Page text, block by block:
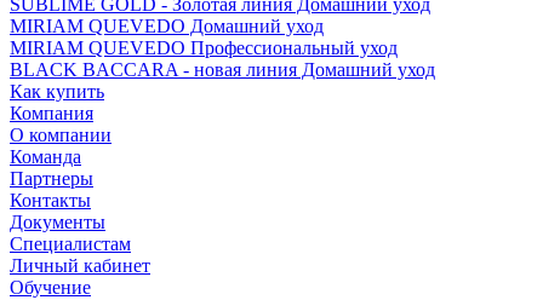
SUBLIME GOLD - Золотая линия Домашний уход
MIRIAM QUEVEDO Домашний уход
MIRIAM QUEVEDO Профессиональный уход
BLACK BACCARA - новая линия Домашний уход
Как купить
Компания
О компании
Команда
Партнеры
Контакты
Документы
Специалистам
Личный кабинет
Обучение